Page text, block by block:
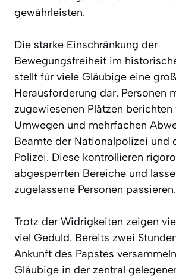
gewährleisten.
Die starke Einschränkung der
Bewegungsfreiheit im
stellt für viele Gläubige eine
Herausforderung dar. Personen
zugewiesenen Plätzen berichten
Umwegen und mehrfachen
Beamte der Nationalpolizei und
Polizei. Diese kontrollieren
abgesperrten Bereiche und
zugelassene Personen passieren.
Trotz der Widrigkeiten zeigen
viel Geduld. Bereits zwei
Ankunft des Papstes
Gläubige in der zentral